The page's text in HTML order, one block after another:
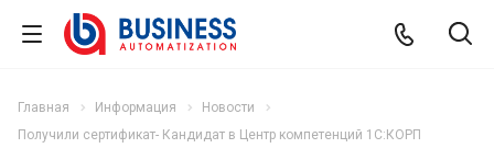
Главная Информация
Новости
Получили сертификат- Кандидат в Центр компетенций 1С:КОРП